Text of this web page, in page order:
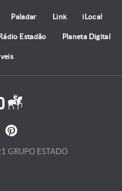
Paladar Link iLocal
Rádio Estadão Planeta Digital
GRUPO ESTADO